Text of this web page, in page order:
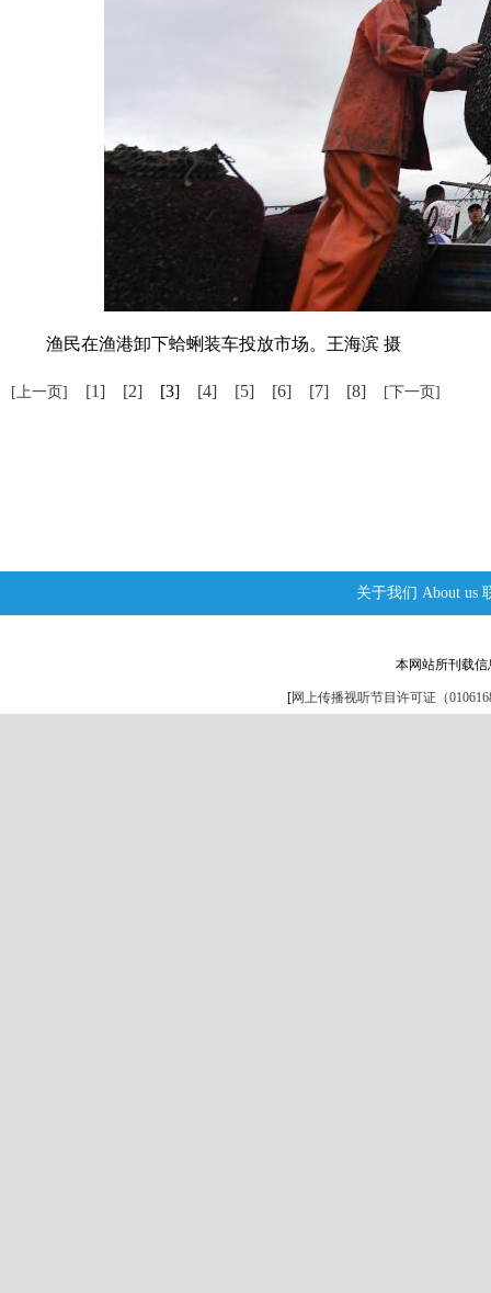
渔民在渔港卸下蛤蜊装车投放市场。王海滨 摄
[上一页] [1] [2] [3] [4] [5] [6] [7] [8] [下一页]
关于我们 About us
本网站所刊载
[网上传播视听节目许可证（